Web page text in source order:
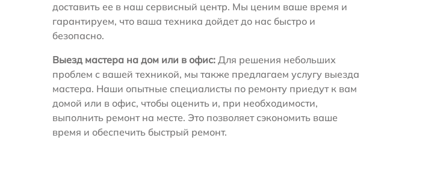
доставить ее в наш сервисный центр. Мы ценим ваше время и
гарантируем, что ваша техника дойдет до нас быстро и
безопасно.
Выезд мастера на дом или в офис: Для решения небольших
проблем с вашей техникой, мы также предлагаем услугу выезда
мастера. Наши опытные специалисты по ремонту приедут к вам
домой или в офис, чтобы оценить и, при необходимости,
выполнить ремонт на месте. Это позволяет сэкономить ваше
время и обеспечить быстрый ремонт.